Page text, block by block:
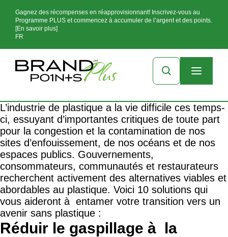
Gagnez des récompenses en réapprovisionnant! Inscrivez-vous au
Programme PLUS et commencez à accumuler de l’argent et des points.
[En savoir plus]
FR
L’industrie de plastique a la vie difficile ces temps-
ci, essuyant d’importantes critiques de toute part
pour la congestion et la contamination de nos
sites d’enfouissement, de nos océans et de nos
espaces publics. Gouvernements,
consommateurs, communautés et restaurateurs
recherchent activement des alternatives viables et
abordables au plastique. Voici 10 solutions qui
vous aideront à entamer votre transition vers un
avenir sans plastique :
Réduir le gaspillage à la